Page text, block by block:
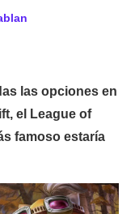
las opciones en
el League of
famoso estaría